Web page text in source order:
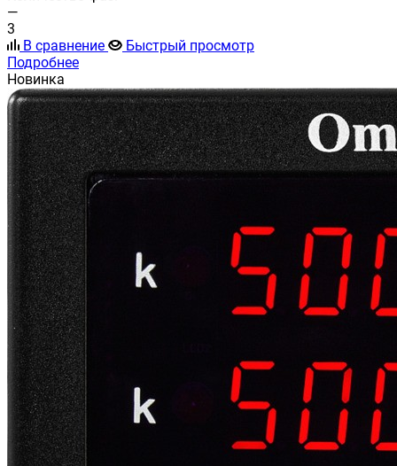
—
3
В сравнение
Быстрый просмотр
Подробнее
Новинка